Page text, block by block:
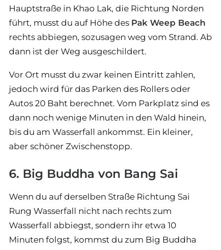
Hauptstraße in Khao Lak, die Richtung Norden
führt, musst du auf Höhe des Pak Weep Beach
rechts abbiegen, sozusagen weg vom Strand. Ab
dann ist der Weg ausgeschildert.
Vor Ort musst du zwar keinen Eintritt zahlen,
jedoch wird für das Parken des Rollers oder
Autos 20 Baht berechnet. Vom Parkplatz sind es
dann noch wenige Minuten in den Wald hinein,
bis du am Wasserfall ankommst. Ein kleiner,
aber schöner Zwischenstopp.
6. Big Buddha von Bang Sai
Wenn du auf derselben Straße Richtung Sai
Rung Wasserfall nicht nach rechts zum
Wasserfall abbiegst, sondern ihr etwa 10
Minuten folgst, kommst du zum Big Buddha